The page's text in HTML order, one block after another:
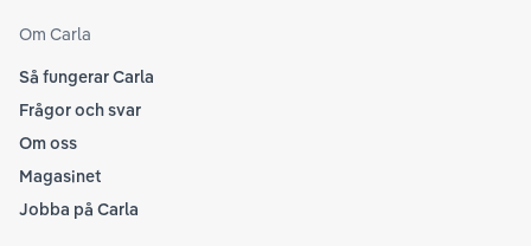
Om Carla
Så fungerar Carla
Frågor och svar
Om oss
Magasinet
Jobba på Carla